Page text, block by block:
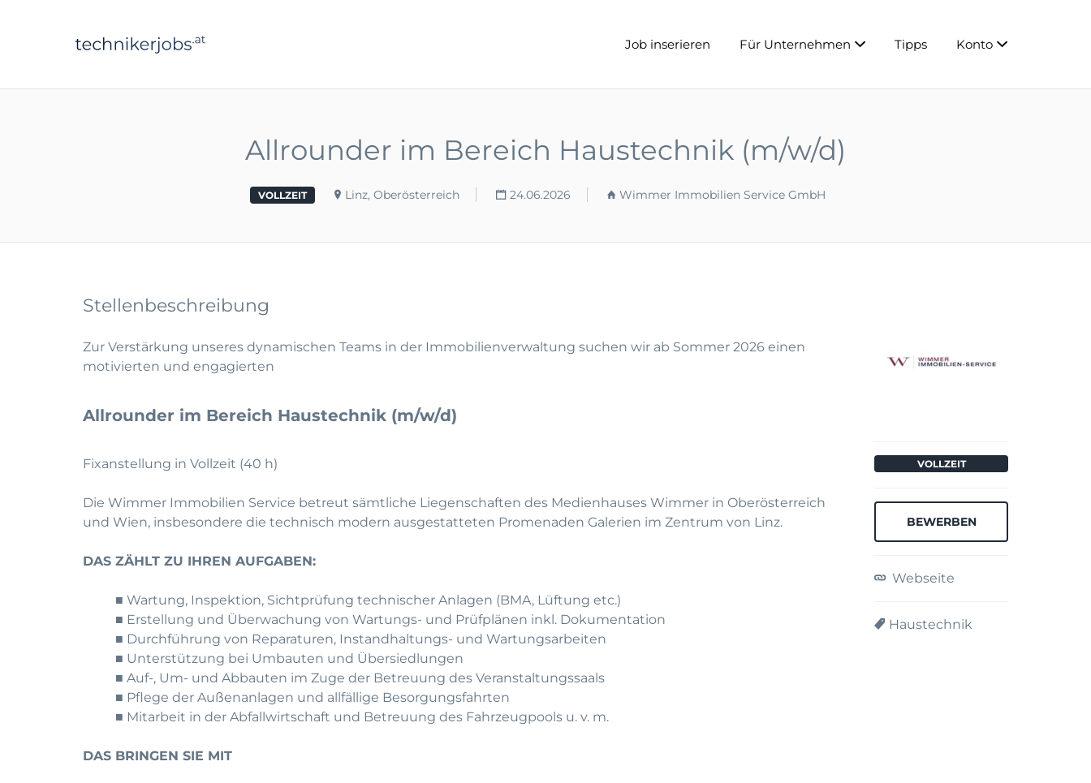
Job inserieren Für Unternehmen Tipps Konto
Allrounder im Bereich Haustechnik (m/w/d)
VOLLZEIT Linz, Oberösterreich 24.06.2026 Wimmer Immobilien Service GmbH
Stellenbeschreibung
Zur Verstärkung unseres dynamischen Teams in der Immobilienverwaltung suchen wir ab Sommer 2026 einen
motivierten und engagierten
Allrounder im Bereich Haustechnik (m/w/d)
Fixanstellung in Vollzeit (40 h)
Die Wimmer Immobilien Service betreut sämtliche Liegenschaften des Medienhauses Wimmer in Oberösterreich
und Wien, insbesondere die technisch modern ausgestatteten Promenaden Galerien im Zentrum von Linz.
DAS ZÄHLT ZU IHREN AUFGABEN:
■ Wartung, Inspektion, Sichtprüfung technischer Anlagen (BMA, Lüftung etc.)
■ Erstellung und Überwachung von Wartungs- und Prüfplänen inkl. Dokumentation
■ Durchführung von Reparaturen, Instandhaltungs- und Wartungsarbeiten
■ Unterstützung bei Umbauten und Übersiedlungen
■ Auf-, Um- und Abbauten im Zuge der Betreuung des Veranstaltungssaals
■ Pflege der Außenanlagen und allfällige Besorgungsfahrten
■ Mitarbeit in der Abfallwirtschaft und Betreuung des Fahrzeugpools u. v. m.
DAS BRINGEN SIE MIT
VOLLZEIT
Webseite
Haustechnik